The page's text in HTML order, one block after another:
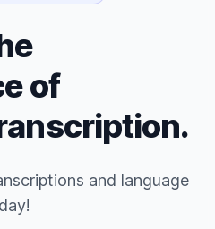
of
and language